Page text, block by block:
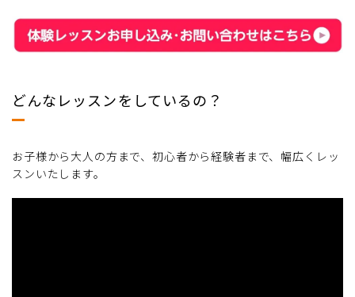
どんなレッスンをしているの？
お子様から大人の方まで、初心者から経験者まで、幅広くレッ
スンいたします。